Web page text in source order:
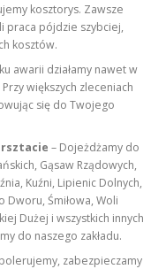
kosztorys. Zawsze
praca pójdzie szybciej,
kosztów.
awarii działamy nawet w
większych zleceniach
się do Twojego
– Dojeżdżamy do
Gąsaw Rządowych,
Kuźni, Lipienic Dolnych,
Dworu, Śmiłowa, Woli
Dużej i wszystkich innych
do naszego zakładu.
zabezpieczamy